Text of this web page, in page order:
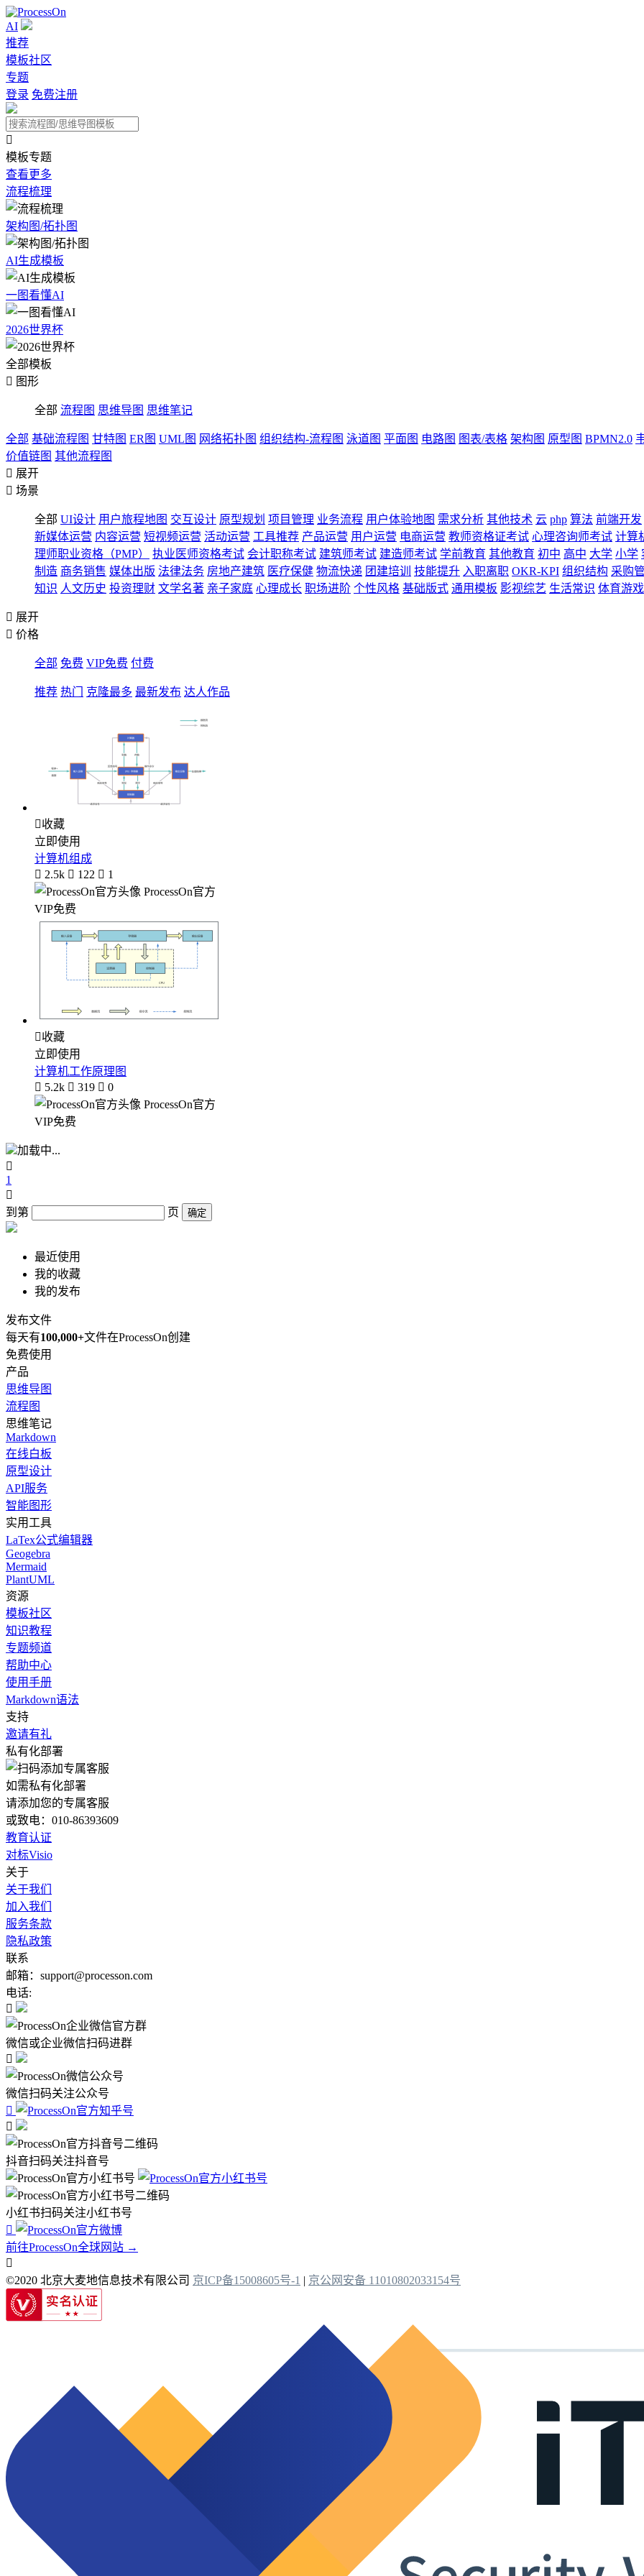
AI
推荐
模板社区
专题
登录 免费注册

模板专题
查看更多
流程梳理
架构图/拓扑图
AI生成模板
一图看懂AI
2026世界杯
全部模板
 图形
全部 流程图 思维导图 思维笔记
全部 基础流程图 甘特图 ER图 UML图 网络拓扑图 组织结构-流程图 泳道图 平面图 电路图 图表/表格 架构图 原型图 BPMN2.0
价值链图 其他流程图
 展开
 场景
全部 UI设计 用户旅程地图 交互设计 原型规划 项目管理 业务流程 用户体验地图 需求分析 其他技术 云 php 算法 前端开发
新媒体运营 内容运营 短视频运营 活动运营 工具推荐 产品运营 用户运营 电商运营 教师资格证考试 心理咨询师考试 计算
理师职业资格（PMP）
执业医师资格考试 会计职称考试 建筑师考试 建造师考试 学前教育 其他教育 初中 高中 大学 小学
制造 商务销售 媒体出版 法律法务 房地产建筑 医疗保健 物流快递 团建培训 技能提升 入职离职 OKR-KPI 组织结构 采购
知识 人文历史 投资理财 文学名著 亲子家庭 心理成长 职场进阶 个性风格 基础版式 通用模板 影视综艺 生活常识 体育游戏
 展开
 价格
全部 免费 VIP免费 付费
推荐 热门 克隆最多 最新发布 达人作品
收藏
立即使用
计算机组成
 2.5k  122  1
ProcessOn官方
VIP免费
收藏
立即使用
计算机工作原理图
 5.2k  319  0
ProcessOn官方
VIP免费
加载中...

1

到第
页 确定
最近使用
我的收藏
我的发布
发布文件
每天有100,000+文件在ProcessOn创建
免费使用
产品
思维导图
流程图
思维笔记
Markdown
在线白板
原型设计
API服务
智能图形
实用工具
LaTex公式编辑器
Geogebra
Mermaid
PlantUML
资源
模板社区
知识教程
专题频道
帮助中心
使用手册
Markdown语法
支持
邀请有礼
私有化部署
如需私有化部署
请添加您的专属客服
或致电：010-86393609
教育认证
对标Visio
关于
关于我们
加入我们
服务条款
隐私政策
联系
邮箱：support@processon.com
电话:

微信或企业微信扫码进群

微信扫码关注公众号


抖音扫码关注抖音号
小红书扫码关注小红书号

前往ProcessOn全球网站 →

©2020 北京大麦地信息技术有限公司 京ICP备15008605号-1 | 京公网安备 11010802033154号